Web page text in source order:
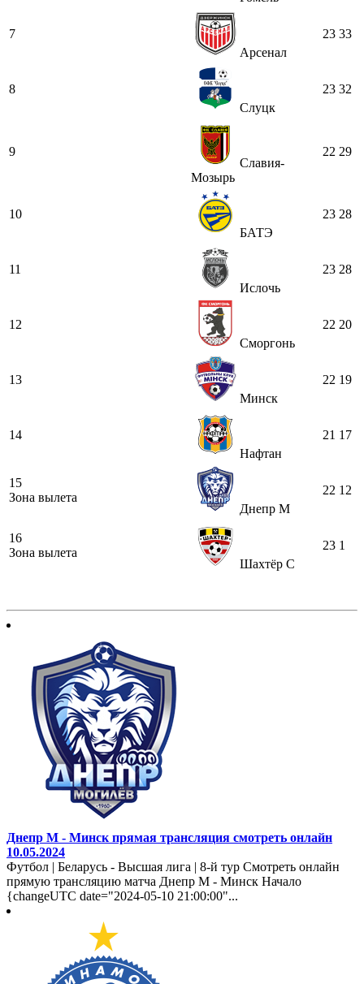
7
Арсенал
23 33
8
Слуцк
23 32
9
Славия-
Мозырь
22 29
10
БАТЭ
23 28
11
Ислочь
23 28
12
Сморгонь
22 20
13
Минск
22 19
14
Нафтан
21 17
15
Зона вылета
Днепр М
22 12
16
Зона вылета
Шахтёр С
23 1
Днепр М - Минск прямая трансляция смотреть онлайн
10.05.2024
Футбол | Беларусь - Высшая лига | 8-й тур Смотреть онлайн
прямую трансляцию матча Днепр М - Минск Начало
{changeUTC date="2024-05-10 21:00:00"...